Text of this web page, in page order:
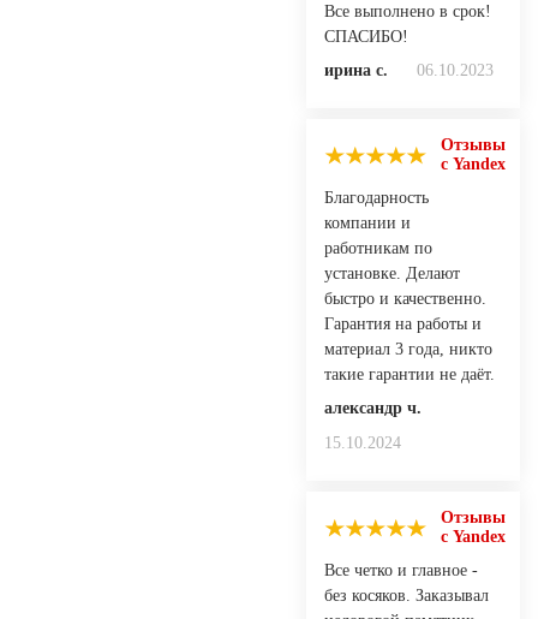
Все выполнено в срок!
СПАСИБО!
ирина с.
06.10.2023
Отзывы
с Yandex
Благодарность
компании и
работникам по
установке. Делают
быстро и качественно.
Гарантия на работы и
материал 3 года, никто
такие гарантии не даёт.
александр ч.
15.10.2024
Отзывы
с Yandex
Все четко и главное -
без косяков. Заказывал